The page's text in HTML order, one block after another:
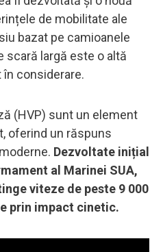
de mobilitate ale
bazat pe camioanele
scară largă este o altă
în considerare.
(HVP) sunt un element
oferind un răspuns
Dezvoltate inițial
al Marinei SUA,
viteze de peste 9 000
prin impact cinetic.